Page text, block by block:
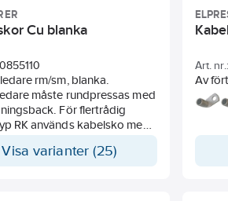
Cu blanka
0855110
rm/sm, blanka.
måste rundpressas med
För flertrådig
RK används kabelsko med
efterpressas ledaren
Visa varianter (25)
Art. nr.:
Av